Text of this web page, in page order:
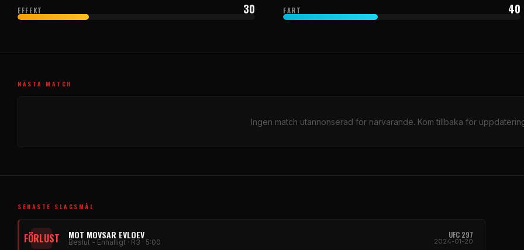
EFFEKT 30 FART 40
NÄSTA MATCH
Ingen match utannonserad för närvarande. Kom tillbaka för
SENASTE SLAGSMÅL
FÖRLUST MOT MOVSAR EVLOEV
Beslut - Enhälligt · R3 · 5:00
UFC 297
2024-01-20